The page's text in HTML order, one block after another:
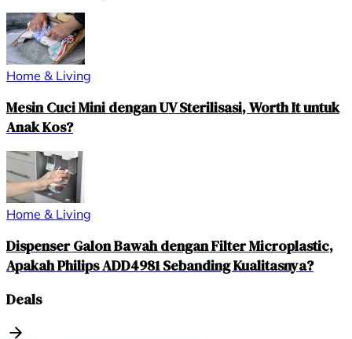
Home & Living
Mesin Cuci Mini dengan UV Sterilisasi, Worth It untuk
Anak Kos?
Home & Living
Dispenser Galon Bawah dengan Filter Microplastic,
Apakah Philips ADD4981 Sebanding Kualitasnya?
Deals